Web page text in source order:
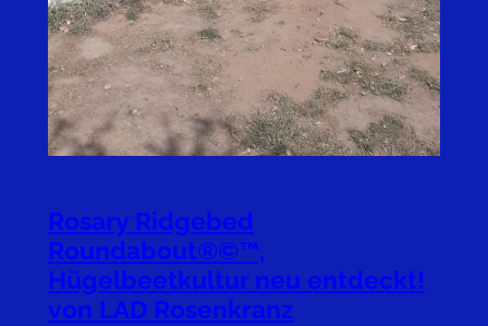
Rosary Ridgebed
Roundabout®©™,
Hügelbeetkultur neu entdeckt!
von LAD Rosenkranz